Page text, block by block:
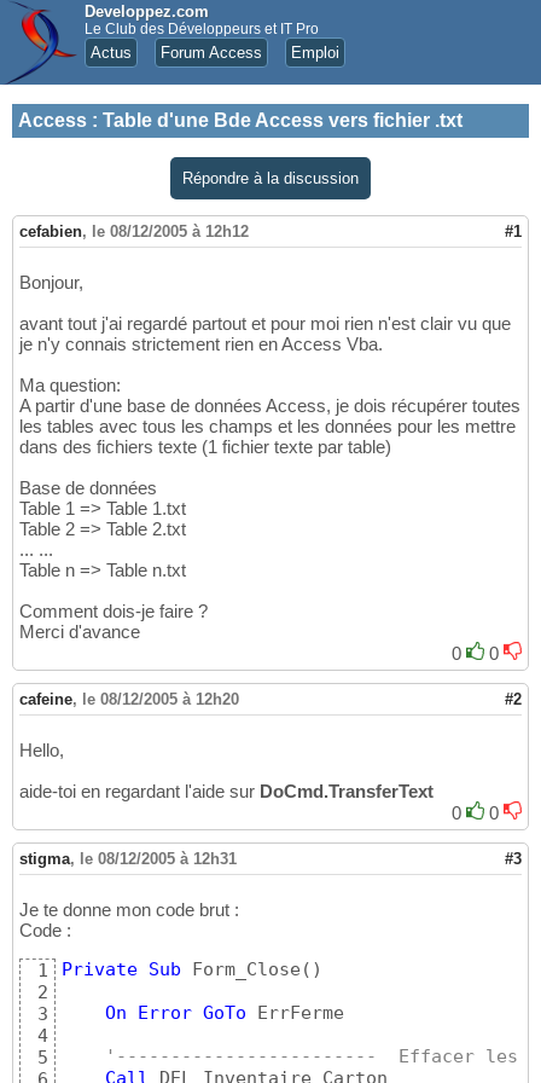
Developpez.com
Le Club des Développeurs et IT Pro
Actus Forum Access Emploi
Access : Table d'une Bde Access vers fichier .txt
Répondre à la discussion
cefabien, le 08/12/2005 à 12h12 #1
Bonjour,
avant tout j'ai regardé partout et pour moi rien n'est clair vu que
je n'y connais strictement rien en Access Vba.
Ma question:
A partir d'une base de données Access, je dois récupérer toutes
les tables avec tous les champs et les données pour les mettre
dans des fichiers texte (1 fichier texte par table)
Base de données
Table 1 => Table 1.txt
Table 2 => Table 2.txt
... ...
Table n => Table n.txt
Comment dois-je faire ?
Merci d'avance
0
0
cafeine, le 08/12/2005 à 12h20 #2
Hello,
aide-toi en regardant l'aide sur DoCmd.TransferText
0
0
stigma, le 08/12/2005 à 12h31 #3
Je te donne mon code brut :
Code :
1
2
3
4
5
Private Sub Form_Close ( )
On
Error GoTo ErrFerme
'------------------------  Effacer les
Call
DEL_Inventaire_Carton